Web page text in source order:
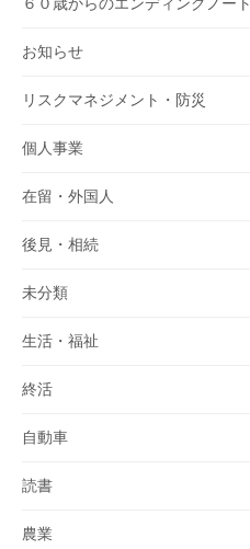
お知らせ
リスクマネジメント・防災
個人事業
在留・外国人
後見・相続
未分類
生活・福祉
終活
自動車
読書
農業